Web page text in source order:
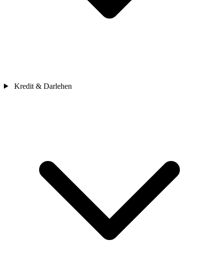
Kredit & Darlehen